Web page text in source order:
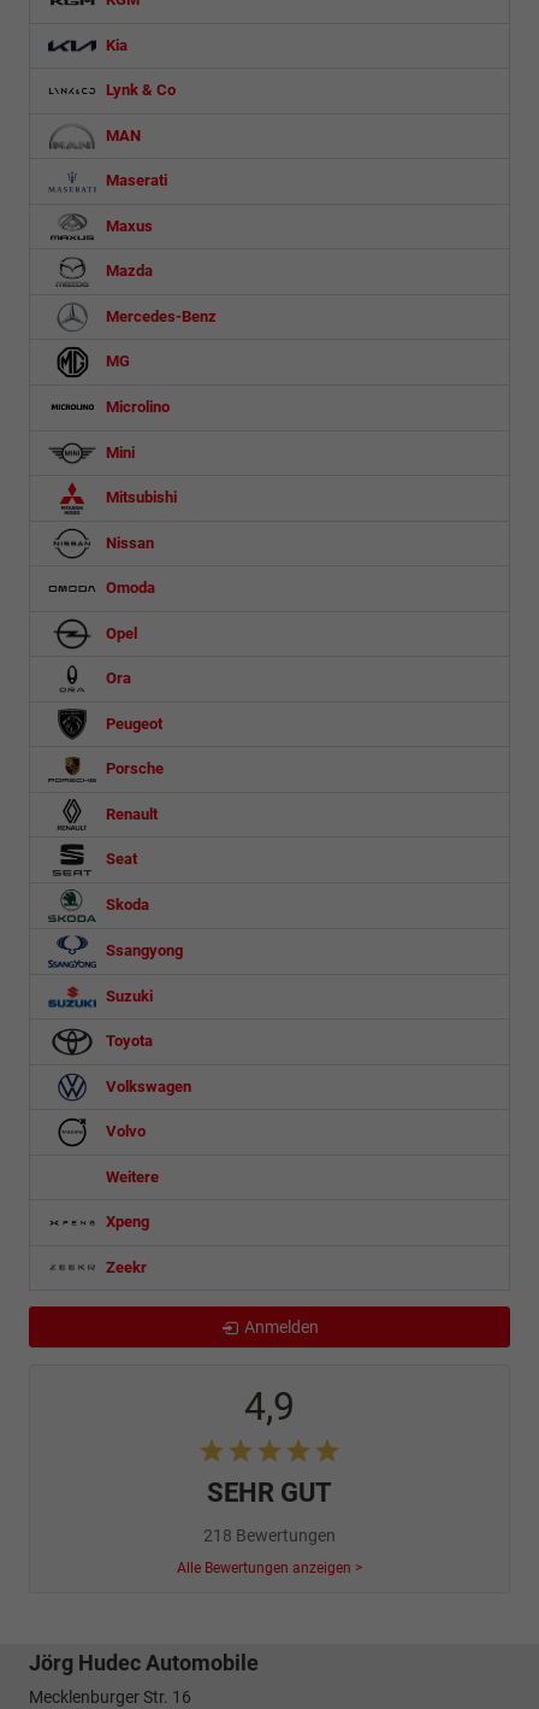
Kia
Lynk & Co
MAN
Maserati
Maxus
Mazda
Mercedes-Benz
MG
Microlino
Mini
Mitsubishi
Nissan
Omoda
Opel
Ora
Peugeot
Porsche
Renault
Seat
Skoda
Ssangyong
Suzuki
Toyota
Volkswagen
Volvo
Weitere
Xpeng
Zeekr
Anmelden
4,9
SEHR GUT
218 Bewertungen
Alle Bewertungen anzeigen >
Jörg Hudec Automobile
Mecklenburger Str. 16